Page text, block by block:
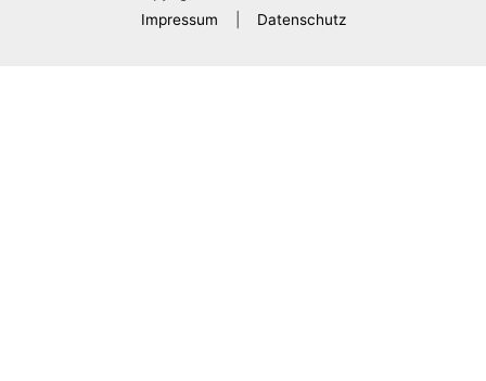
Impressum
Datenschutz